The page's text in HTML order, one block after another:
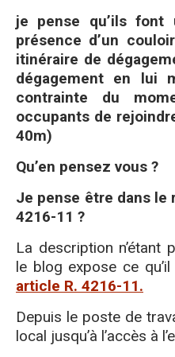
je pense qu’ils font
présence d’un
itinéraire de
dégagement en lui
contrainte du
occupants de
40m)
Qu’en pensez vous ?
Je pense être dans le
4216-11 ?
La description n’étant
le blog expose ce
article R. 4216-11.
Depuis le poste de
local jusqu’à l’accès à